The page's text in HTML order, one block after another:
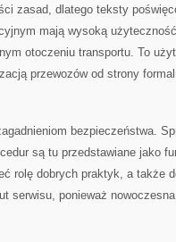
zasad, dlatego teksty
mają wysoką
otoczeniu transportu. To
przewozów od strony
bezpieczeństwa.
są tu przedstawiane jako
rolę dobrych praktyk, a także
serwisu, ponieważ